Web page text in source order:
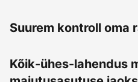
Suurem kontroll oma
Kõik-ühes-lahendus